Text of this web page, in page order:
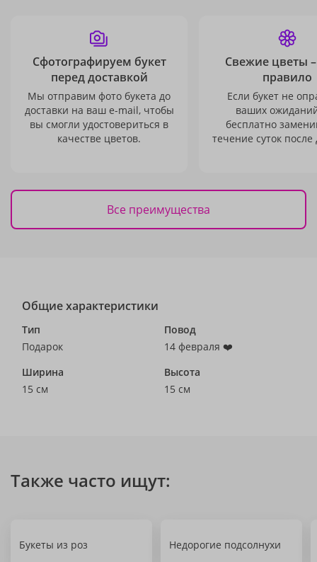
Сфотографируем букет
перед доставкой
Мы отправим фото букета до
доставки на ваш e-mail, чтобы
вы смогли удостовериться в
качестве цветов.
Свежие цветы
правило
Если букет не
ваших
бесплатно
течение суток после
Все преимущества
Общие характеристики
Тип
Подарок
Повод
14 февраля ❤️
Ширина
15 см
Высота
15 см
Также часто ищут:
Букеты из роз Недорогие подсолнухи